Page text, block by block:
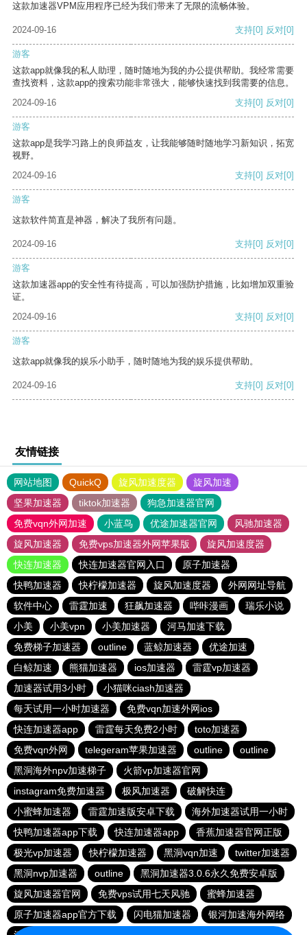
这款加速器VPM应用程序已经为我们带来了无限的流畅体验。
2024-09-16 支持[0] 反对[0]
游客
这款app就像我的私人助理，随时随地为我的办公提供帮助。我经常需要
查找资料，这款app的搜索功能非常强大，能够快速找到我需要的信息。
2024-09-16
支持[0] 反对[0]
游客
这款app是我学习路上的良师益友，让我能够随时随地学习新知识，拓宽
视野。
2024-09-16
支持[0] 反对[0]
游客
这款软件简直是神器，解决了我所有问题。
2024-09-16 支持[0] 反对[0]
游客
这款加速器app的安全性有待提高，可以加强防护措施，比如增加双重验
证。
2024-09-16
支持[0] 反对[0]
游客
这款app就像我的娱乐小助手，随时随地为我的娱乐提供帮助。
2024-09-16 支持[0] 反对[0]
友情链接
网站地图 QuickQ 旋风加速度器
旋风加速
坚果加速器
tiktok加速器
狗急加速器官网
免费vqn外网加速
小蓝鸟 优途加速器官网
风驰加速器
旋风加速器
免费vps加速器外网苹果版
旋风加速度器
快连加速器
快连加速器官网入口
原子加速器
快鸭加速器
快柠檬加速器 旋风加速度器
外网网址导航
软件中心
雷霆加速 狂飙加速器 哔咔漫画
瑞乐小说
小美
小美vpn 小美加速器
河马加速下载
免费梯子加速器
outline 蓝鲸加速器
优途加速
白鲸加速
熊猫加速器 ios加速器
雷霆vp加速器
加速器试用3小时
小猫咪ciash加速器
每天试用一小时加速器
免费vqn加速外网ios
快连加速器app
雷霆每天免费2小时
toto加速器
免费vqn外网
telegeram苹果加速器 outline
outline
黑洞海外npv加速梯子
火箭vp加速器官网
instagram免费加速器
极风加速器
破解快连
小蜜蜂加速器
雷霆加速版安卓下载
海外加速器试用一小时
快鸭加速器app下载
快连加速器app
香蕉加速器官网正版
极光vp加速器
快柠檬加速器 黑洞vqn加速
twitter加速器
黑洞nvp加速器
outline
黑洞加速器3.0.6永久免费安卓版
旋风加速器官网
免费vps试用七天风驰
蜜蜂加速器
原子加速器app官方下载
闪电猫加速器
银河加速海外网络